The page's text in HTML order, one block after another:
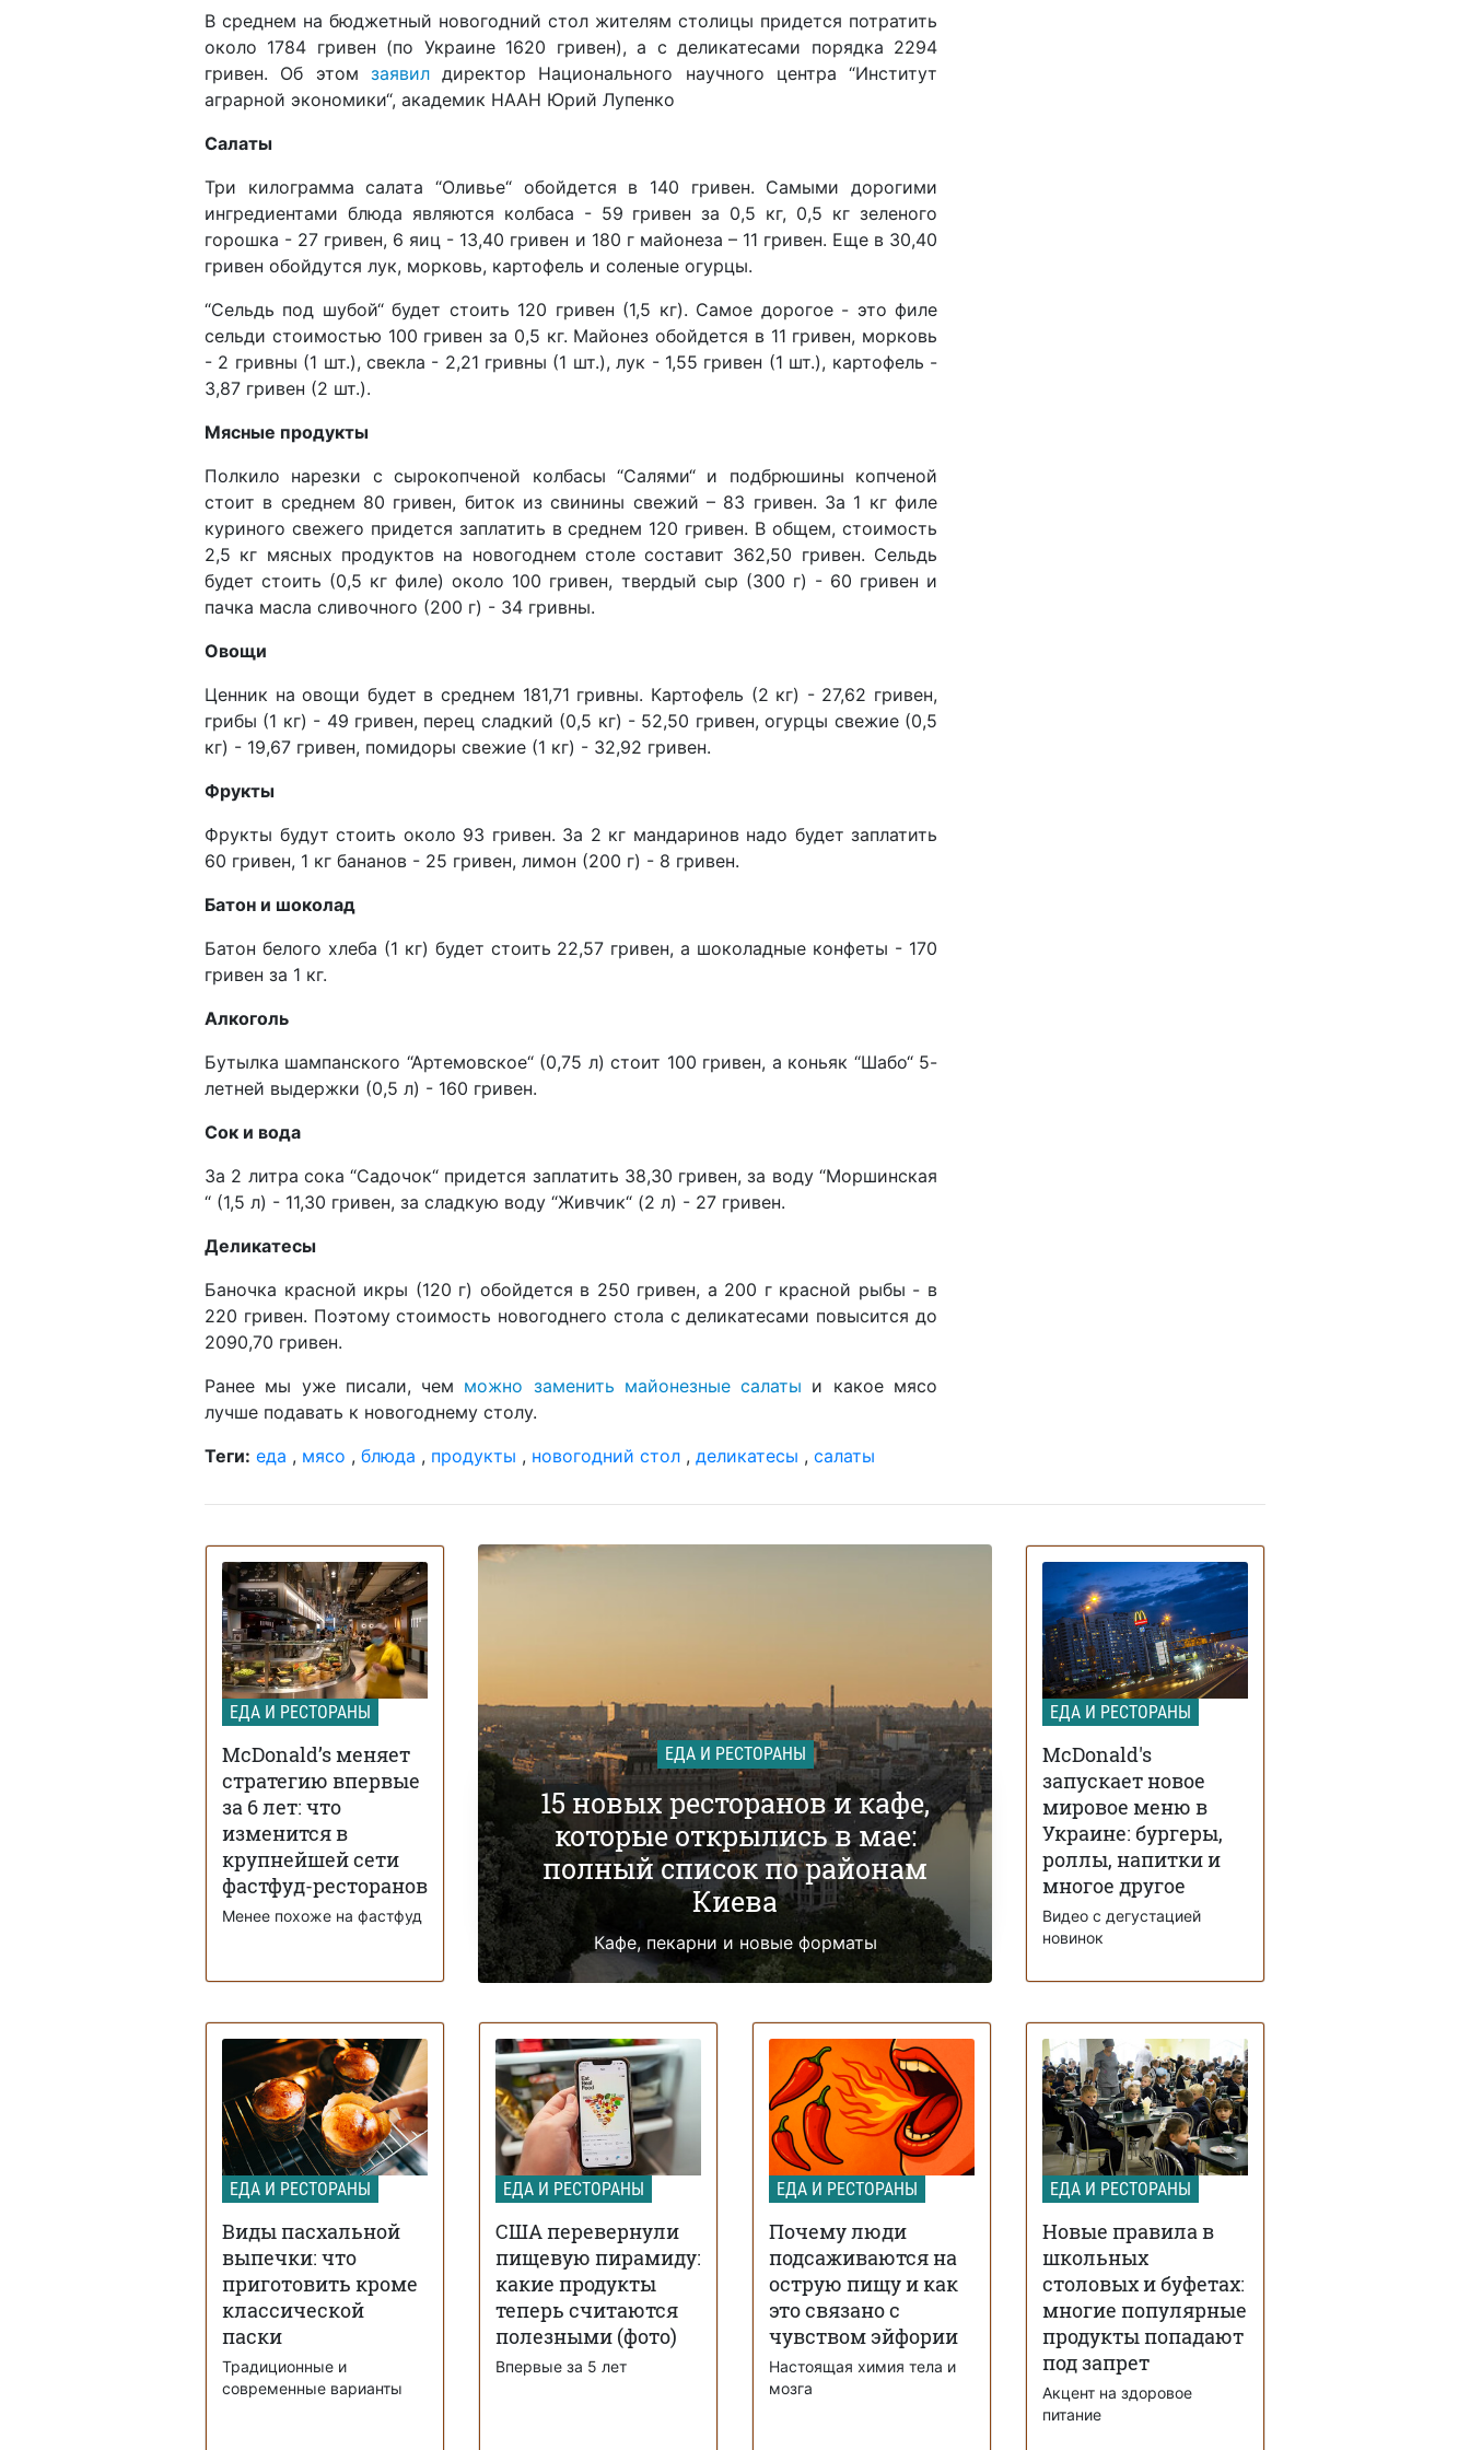
В среднем на бюджетный новогодний стол жителям столицы придется потратить
около 1784 гривен (по Украине 1620 гривен), а с деликатесами порядка 2294
гривен. Об этом заявилдиректор Национального научного центра “Институт
аграрной экономики“, академик НААН Юрий Лупенко
Салаты
Три килограмма салата “Оливье“ обойдется в 140 гривен. Самыми дорогими
ингредиентами блюда являются колбаса - 59 гривен за 0,5 кг, 0,5 кг зеленого
горошка - 27 гривен, 6 яиц - 13,40 гривен и 180 г майонеза – 11 гривен. Еще в 30,40
гривен обойдутся лук, морковь, картофель и соленые огурцы.
“Сельдь под шубой“ будет стоить 120 гривен (1,5 кг). Самое дорогое - это филе
сельди стоимостью 100 гривен за 0,5 кг. Майонез обойдется в 11 гривен, морковь
- 2 гривны (1 шт.), свекла - 2,21 гривны (1 шт.), лук - 1,55 гривен (1 шт.), картофель -
3,87 гривен (2 шт.).
Мясные продукты
Полкило нарезки с сырокопченой колбасы “Салями“ и подбрюшины копченой
стоит в среднем 80 гривен, биток из свинины свежий – 83 гривен. За 1 кг филе
куриного свежего придется заплатить в среднем 120 гривен. В общем, стоимость
2,5 кг мясных продуктов на новогоднем столе составит 362,50 гривен. Сельдь
будет стоить (0,5 кг филе) около 100 гривен, твердый сыр (300 г) - 60 гривен и
пачка масла сливочного (200 г) - 34 гривны.
Овощи
Ценник на овощи будет в среднем 181,71 гривны. Картофель (2 кг) - 27,62 гривен,
грибы (1 кг) - 49 гривен, перец сладкий (0,5 кг) - 52,50 гривен, огурцы свежие (0,5
кг) - 19,67 гривен, помидоры свежие (1 кг) - 32,92 гривен.
Фрукты
Фрукты будут стоить около 93 гривен. За 2 кг мандаринов надо будет заплатить
60 гривен, 1 кг бананов - 25 гривен, лимон (200 г) - 8 гривен.
Батон и шоколад
Батон белого хлеба (1 кг) будет стоить 22,57 гривен, а шоколадные конфеты - 170
гривен за 1 кг.
Алкоголь
Бутылка шампанского “Артемовское“ (0,75 л) стоит 100 гривен, а коньяк “Шабо“ 5-
летней выдержки (0,5 л) - 160 гривен.
Сок и вода
За 2 литра сока “Садочок“ придется заплатить 38,30 гривен, за воду “Моршинская
“ (1,5 л) - 11,30 гривен, за сладкую воду “Живчик“ (2 л) - 27 гривен.
Деликатесы
Баночка красной икры (120 г) обойдется в 250 гривен, а 200 г красной рыбы - в
220 гривен. Поэтому стоимость новогоднего стола с деликатесами повысится до
2090,70 гривен.
Ранее мы уже писали, чем можно заменить майонезные салаты и какое мясо
лучше подавать к новогоднему столу.
Теги: еда , мясо , блюда , продукты , новогодний стол , деликатесы , салаты
ЕДА И РЕСТОРАНЫ
McDonald’s меняет
стратегию впервые
за 6 лет: что
изменится в
крупнейшей сети
фастфуд-ресторанов
Менее похоже на фастфуд
ЕДА И РЕСТОРАНЫ
15 новых ресторанов и кафе,
которые открылись в мае:
полный список по районам
Киева
Кафе, пекарни и новые форматы
ЕДА И РЕСТОРАНЫ
McDonald's
запускает новое
мировое меню в
Украине: бургеры,
роллы, напитки и
многое другое
Видео с дегустацией
новинок
ЕДА И РЕСТОРАНЫ
Виды пасхальной
выпечки: что
приготовить кроме
классической
паски
Традиционные и
современные варианты
ЕДА И РЕСТОРАНЫ
США перевернули
пищевую пирамиду:
какие продукты
теперь считаются
полезными (фото)
Впервые за 5 лет
ЕДА И РЕСТОРАНЫ
Почему люди
подсаживаются на
острую пищу и как
это связано с
чувством эйфории
Настоящая химия тела и
мозга
ЕДА И РЕСТОРАНЫ
Новые правила в
школьных
столовых и буфетах:
многие популярные
продукты попадают
под запрет
Акцент на здоровое
питание